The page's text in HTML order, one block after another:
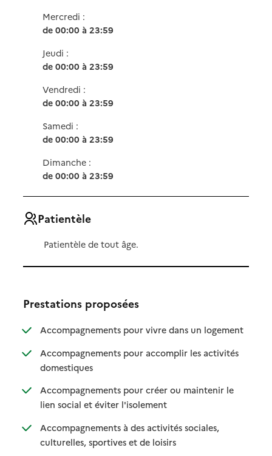
Mercredi :
de 00:00 à 23:59
Jeudi :
de 00:00 à 23:59
Vendredi :
de 00:00 à 23:59
Samedi :
de 00:00 à 23:59
Dimanche :
de 00:00 à 23:59
Patientèle
Patientèle de tout âge.
Prestations proposées
Accompagnements pour vivre dans un logement
:
: non
Accompagnements pour accomplir les activités
domestiques: disponible
: non disponible
Accompagnements pour créer ou maintenir le
lien social et éviter l'isolement: disponible
: non disponible
Accompagnements à des activités sociales,
culturelles, sportives et de loisirs: disponible
: non disponible